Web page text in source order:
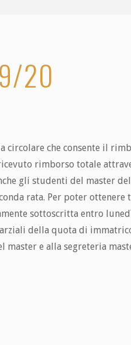
20
circolare che consente il
rimborso totale
gli studenti del master
rata. Per poter ottenere
sottoscritta entro
della quota di
e alla segreteria